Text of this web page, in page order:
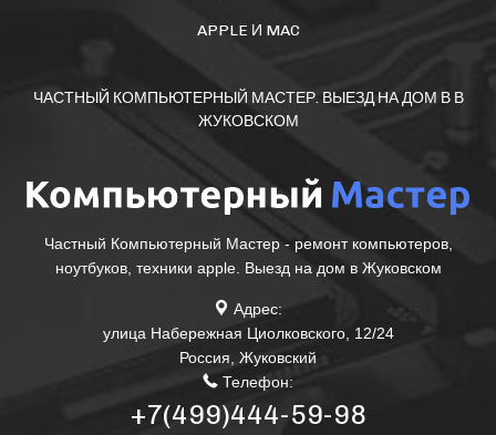
APPLE И MAC
ЧАСТНЫЙ КОМПЬЮТЕРНЫЙ МАСТЕР. ВЫЕЗД НА ДОМ В В
ЖУКОВСКОМ
Частный Компьютерный Мастер - ремонт компьютеров,
ноутбуков, техники apple. Выезд на дом в Жуковском
Адрес:
улица Набережная Циолковского, 12/24
Россия, Жуковский
Телефон:
+7(499)444-59-98